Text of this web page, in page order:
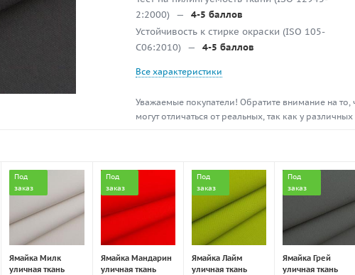
2:2000) —
4-5 баллов
Устойчивость к стирке окраски (ISO 105-
C06:2010) — 4-5 баллов
Все характеристики
Уважаемые покупатели! Обратите внимание на то,
могут отличаться от реальных, так как у
Под
заказ
Ямайка Милк
уличная ткань
Под
заказ
Ямайка Мандарин
уличная ткань
Под
заказ
Ямайка Лайм
уличная ткань
Под
заказ
Ямайка Грей
уличная ткань